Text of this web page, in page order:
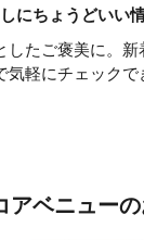
にちょうどいい
したご褒美に。
気軽にチェックで
アベニュー